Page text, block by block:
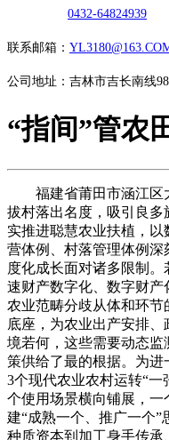
0432-64824939
联系邮箱：
公司地址：吉林市吉长南线
“指间”管农
福建省莆田市涵江区大
拔村落出名度，吸引良
实推进聪慧农业扶植，
营体例、村落管理体例深
度化成长面对诸多限制
速财产数字化、数字财产
农业范畴分歧从体和环
底座，为农业出产安排
境若何，这些需要动态
策供给了最的根据。为
3个现代农业农村运转“
个使用场景横向铺展，
建“成熟一个、推广一个
种质资本到加工身手传